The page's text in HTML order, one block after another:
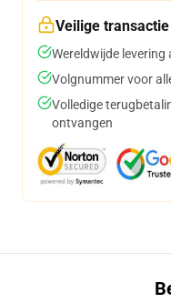
Veilige transactie
Wereldwijde levering
Volgnummer voor
Volledige
ontvangen